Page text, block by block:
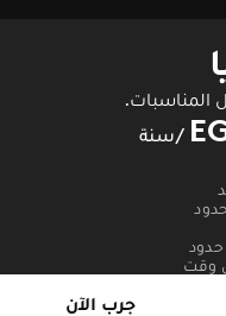
/سنة
حدود
وقت
جرب الآن